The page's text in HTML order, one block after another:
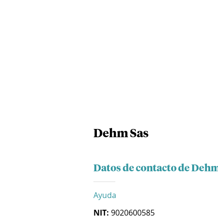
Dehm Sas
Datos de contacto de
Ayuda
NIT: 9020600585